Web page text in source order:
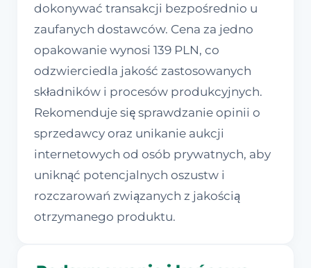
dokonywać transakcji bezpośrednio u
zaufanych dostawców. Cena za jedno
opakowanie wynosi 139 PLN, co
odzwierciedla jakość zastosowanych
składników i procesów produkcyjnych.
Rekomenduje się sprawdzanie opinii o
sprzedawcy oraz unikanie aukcji
internetowych od osób prywatnych, aby
uniknąć potencjalnych oszustw i
rozczarowań związanych z jakością
otrzymanego produktu.